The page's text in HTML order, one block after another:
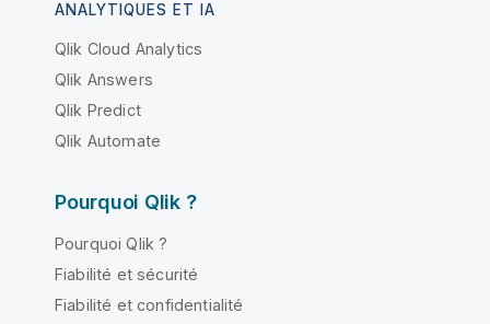
ANALYTIQUES ET IA
Qlik Cloud Analytics
Qlik Answers
Qlik Predict
Qlik Automate
Pourquoi Qlik ?
Pourquoi Qlik ?
Fiabilité et sécurité
Fiabilité et confidentialité